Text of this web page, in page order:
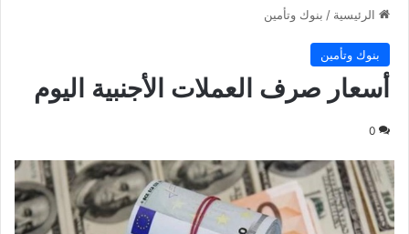
الرئيسية / بنوك وتأمين
بنوك وتأمين
أسعار صرف العملات الأجنبية اليوم
0